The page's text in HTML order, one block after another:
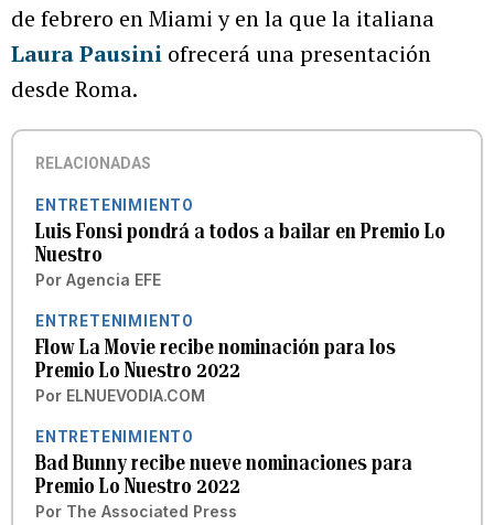
de febrero en Miami y en la que la italiana
Laura Pausini ofrecerá una presentación
desde Roma.
RELACIONADAS
ENTRETENIMIENTO
Luis Fonsi pondrá a todos a bailar en Premio Lo
Nuestro
Por Agencia EFE
ENTRETENIMIENTO
Flow La Movie recibe nominación para los
Premio Lo Nuestro 2022
Por ELNUEVODIA.COM
ENTRETENIMIENTO
Bad Bunny recibe nueve nominaciones para
Premio Lo Nuestro 2022
Por The Associated Press